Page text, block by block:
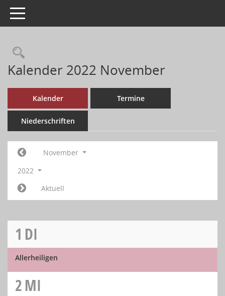
Toggle navigation
Kalender 2022 November
Kalender Termine
Niederschriften
November
2022
Aktuell
1 DI
Allerheiligen
2MI